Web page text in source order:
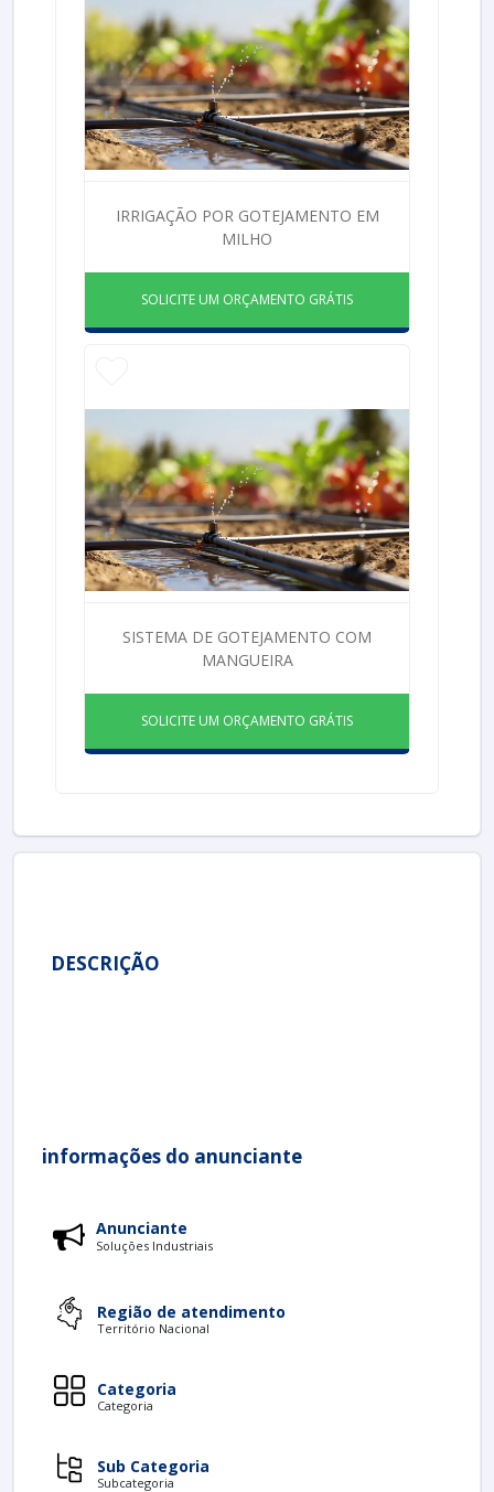
IRRIGAÇÃO POR GOTEJAMENTO EM
MILHO
SOLICITE UM ORÇAMENTO GRÁTIS
SISTEMA DE GOTEJAMENTO COM
MANGUEIRA
SOLICITE UM ORÇAMENTO GRÁTIS
DESCRIÇÃO
informações do anunciante
Anunciante
Soluções Industriais
Região de atendimento
Território Nacional
Categoria
Categoria
Sub Categoria
Subcategoria